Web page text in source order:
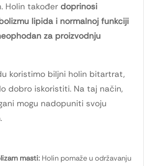
Holin također doprinosi
lipida i normalnoj funkciji
za proizvodnju
koristimo biljni holin bitartrat,
dobro iskoristiti. Na taj način,
mogu nadopuniti svoju
masti: Holin pomaže u održavanju